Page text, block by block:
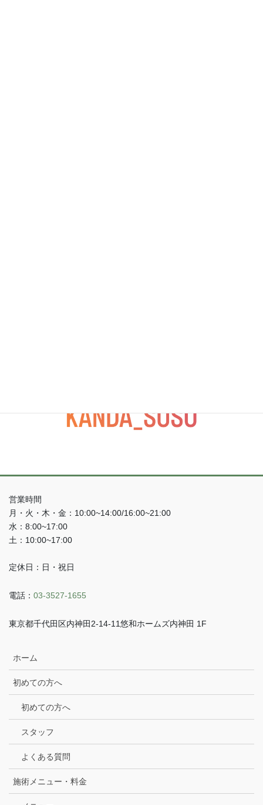
営業時間
月・火・木・金：10:00~14:00/16:00~21:00
水：8:00~17:00
土：10:00~17:00
定休日：日・祝日
電話： 03-3527-1655
東京都千代田区内神田2-14-11悠和ホームズ内神田 1F
ホーム
初めての方へ
初めての方へ
スタッフ
よくある質問
施術メニュー・料金